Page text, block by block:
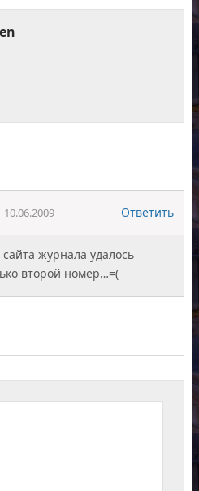
10.06.2009 Ответить
журнала удалось
второй номер…=(